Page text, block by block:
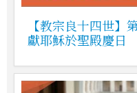
【教宗良十四世】
獻耶穌於聖殿慶日